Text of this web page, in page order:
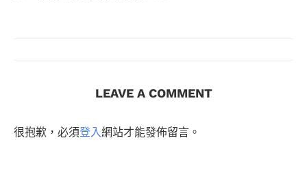
LEAVE A COMMENT
很抱歉，必須登入網站才能發佈留言。